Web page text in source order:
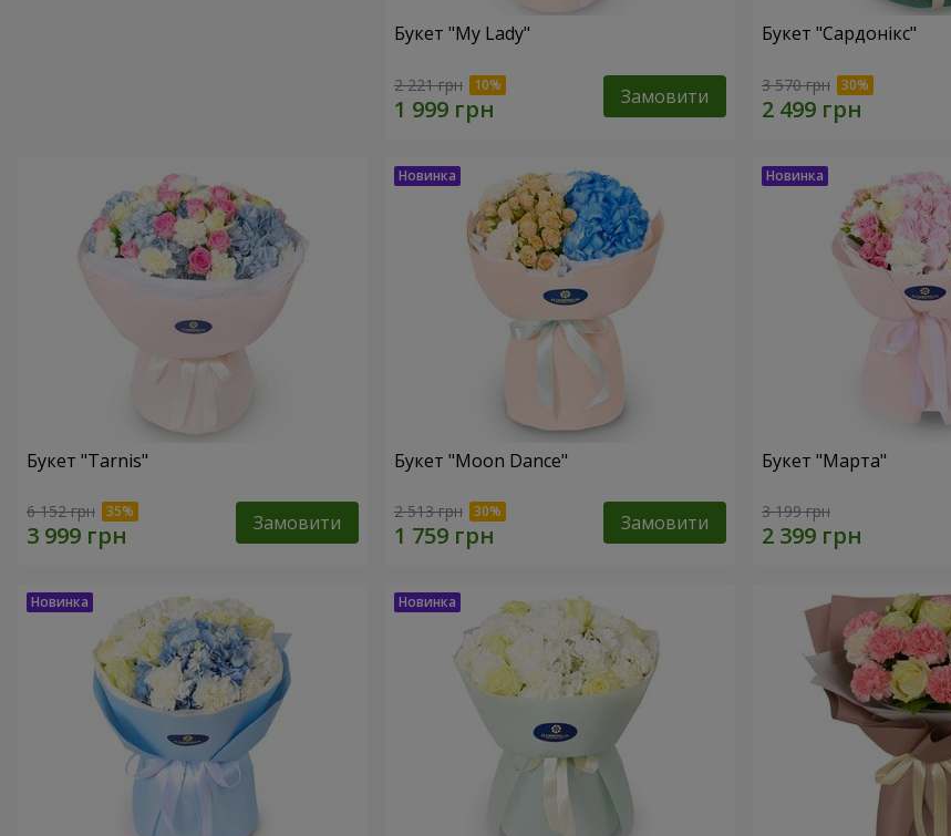
Букет "My Lady"
2 221 грн Замовити
Букет "Сардонікс"
3 570 грн
Букет "Tarnis"
6 152 грн Замовити
Букет "Moon Dance"
2 513 грн Замовити
Букет "Марта"
3 199 грн